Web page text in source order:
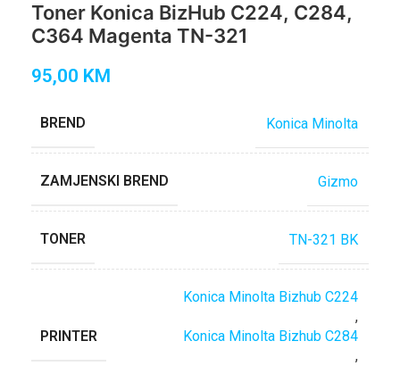
Toner Konica BizHub C224, C284,
C364 Magenta TN-321
95,00 KM
BREND Konica Minolta
ZAMJENSKI BREND Gizmo
TONER TN-321 BK
PRINTER
Konica Minolta Bizhub C224
,
Konica Minolta Bizhub C284
,